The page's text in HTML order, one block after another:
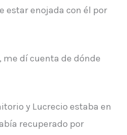
estar enojada con él por
me dí cuenta de dónde
y Lucrecio estaba en
recuperado por